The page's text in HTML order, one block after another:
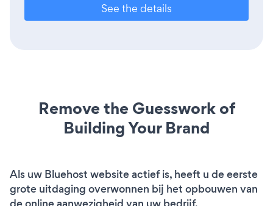
See the details
Remove the Guesswork of
Building Your Brand
Als uw Bluehost website actief is, heeft u de eerste
grote uitdaging overwonnen bij het opbouwen van